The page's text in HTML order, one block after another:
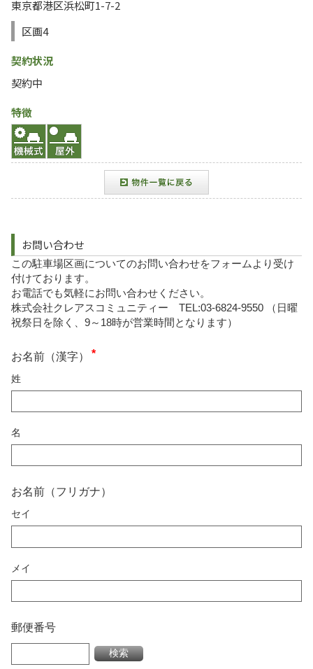
東京都港区浜松町1-7-2
区画4
契約状況
契約中
特徴
お問い合わせ